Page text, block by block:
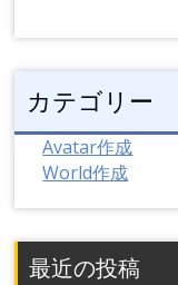
カテゴリー
Avatar作成
World作成
最近の投稿